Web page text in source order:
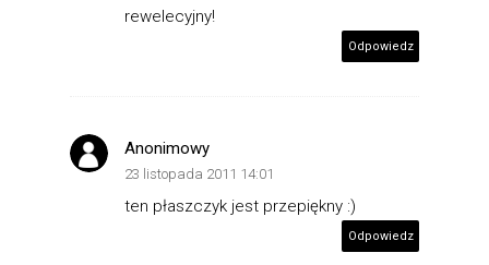
rewelecyjny!
Odpowiedz
Anonimowy
23 listopada 2011 14:01
ten płaszczyk jest przepiękny :)
Odpowiedz